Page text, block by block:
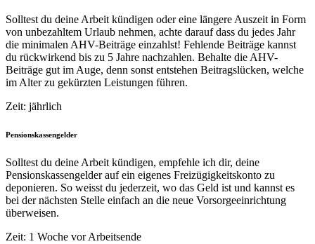
Solltest du deine Arbeit kündigen oder eine längere Auszeit in Form
von unbezahltem Urlaub nehmen, achte darauf dass du jedes Jahr
die minimalen AHV-Beiträge einzahlst! Fehlende Beiträge kannst
du rückwirkend bis zu 5 Jahre nachzahlen. Behalte die AHV-
Beiträge gut im Auge, denn sonst entstehen Beitragslücken, welche
im Alter zu gekürzten Leistungen führen.
Zeit: jährlich
Pensionskassengelder
Solltest du deine Arbeit kündigen, empfehle ich dir, deine
Pensionskassengelder auf ein eigenes Freizügigkeitskonto zu
deponieren. So weisst du jederzeit, wo das Geld ist und kannst es
bei der nächsten Stelle einfach an die neue Vorsorgeeinrichtung
überweisen.
Zeit: 1 Woche vor Arbeitsende